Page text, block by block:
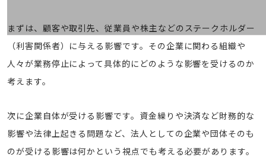
NTTドコモ 通信障害情報
まずは、顧客や取引先、従業員や株主などのステークホルダー
（利害関係者）に与える影響です。その企業に関わる組織や
人々が業務停止によって具体的にどのような影響を受けるのか
考えます。
次に企業自体が受ける影響です。資金繰りや決済など財務的な
影響や法律上起きる問題など、法人としての企業や団体そのも
のが受ける影響は何かという視点でも考える必要があります。